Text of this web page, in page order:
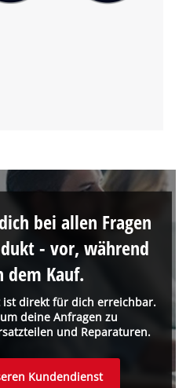
ist direkt für dich erreichbar.
deine Anfragen zu
und Reparaturen.
bei allen Fragen
- vor, während
dem Kauf.
Kundendienst